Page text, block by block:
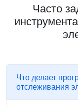
Часто
Что делает
отслеживания